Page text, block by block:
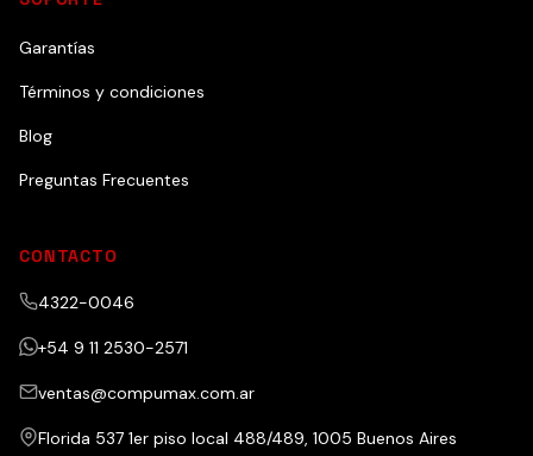
Garantías
Términos y condiciones
Blog
Preguntas Frecuentes
CONTACTO
4322-0046
+54 9 11 2530-2571
ventas@compumax.com.ar
Florida 537 1er piso local 488/489, 1005 Buenos Aires